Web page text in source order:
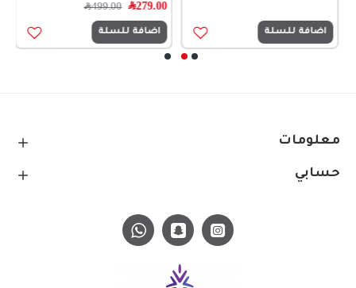
اضافة للسلة
279.00﷼ 499.00﷼
اضافة للسلة
معلومات
حسابي